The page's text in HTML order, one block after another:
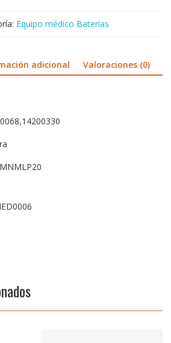
Equipo médico Baterías
adicional Valoraciones (0)